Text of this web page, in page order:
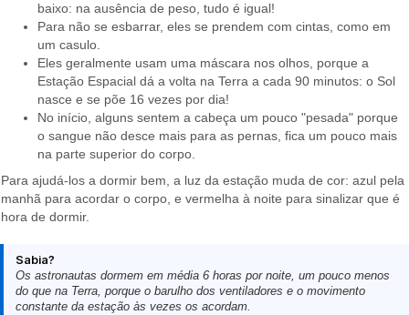
baixo: na ausência de peso, tudo é igual!
Para não se esbarrar, eles se prendem com cintas, como em
um casulo.
Eles geralmente usam uma máscara nos olhos, porque a
Estação Espacial dá a volta na Terra a cada 90 minutos: o Sol
nasce e se põe 16 vezes por dia!
No início, alguns sentem a cabeça um pouco "pesada" porque
o sangue não desce mais para as pernas, fica um pouco mais
na parte superior do corpo.
Para ajudá-los a dormir bem, a luz da estação muda de cor: azul pela
manhã para acordar o corpo, e vermelha à noite para sinalizar que é
hora de dormir.
Sabia?
Os astronautas dormem em média 6 horas por noite, um pouco menos
do que na Terra, porque o barulho dos ventiladores e o movimento
constante da estação às vezes os acordam.